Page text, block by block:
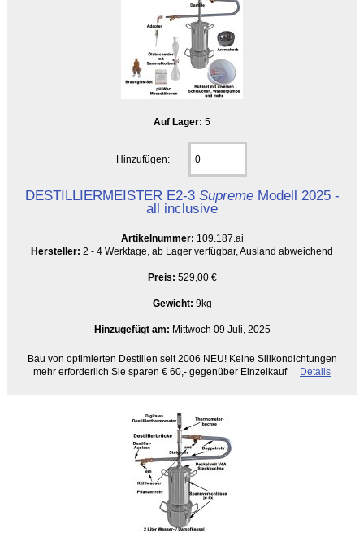
Auf Lager: 5
Hinzufügen:
DESTILLIERMEISTER E2-3 SupremeModell 2025 -
all inclusive
Artikelnummer: 109.187.ai
Hersteller: 2 - 4 Werktage, ab Lager verfügbar, Ausland abweichend
Preis: 529,00 €
Gewicht: 9kg
Hinzugefügt am: Mittwoch 09 Juli, 2025
Bau von optimierten Destillen seit 2006 NEU! Keine Silikondichtungen
mehr erforderlich Sie sparen € 60,- gegenüber Einzelkauf
Details